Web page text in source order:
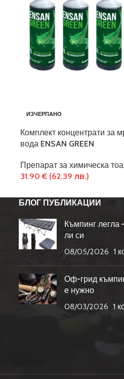
ИЗЧЕРПАНО
Комплект концентрати за
вода ENSAN GREEN
Препарат за химическа
31.90€ (62.39 лв.)
БЛОГ ПУБЛИКАЦИИ
Къмпинг легла
ли си
08/05/2026 1
Оф-грид
е нужно
08/03/2026 1